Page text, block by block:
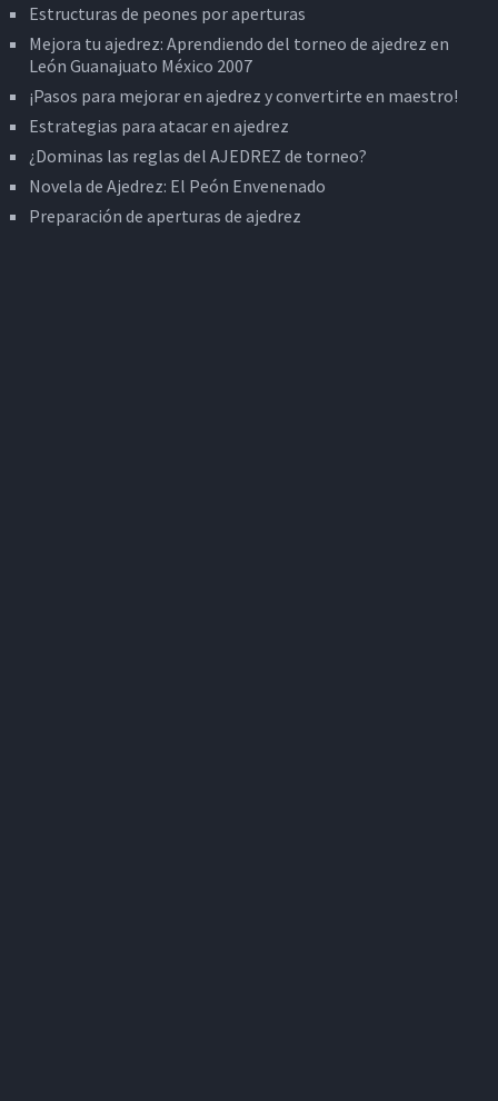
Estructuras de peones por aperturas
Mejora tu ajedrez: Aprendiendo del torneo de ajedrez en
León Guanajuato México 2007
¡Pasos para mejorar en ajedrez y convertirte en maestro!
Estrategias para atacar en ajedrez
¿Dominas las reglas del AJEDREZ de torneo?
Novela de Ajedrez: El Peón Envenenado
Preparación de aperturas de ajedrez